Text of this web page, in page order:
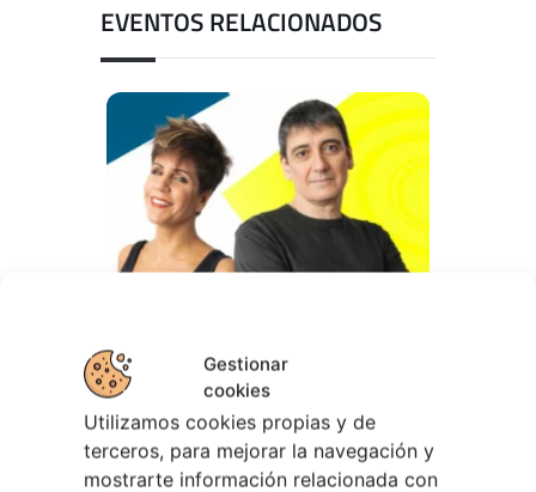
Gestionar
cookies
Utilizamos cookies propias y de
terceros, para mejorar la navegación y
mostrarte información relacionada con
EVENTOS RELACIONADOS
10 agosto, 2026
Curso de Interpretación
Teatral en Vigo | De Ste Xeito